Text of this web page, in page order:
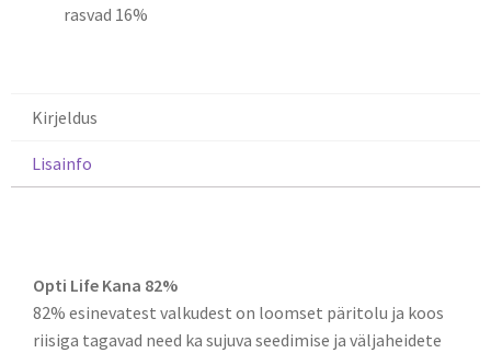
rasvad 16%
Kirjeldus
Lisainfo
Opti Life Kana 82%
82% esinevatest valkudest on loomset päritolu ja koos
riisiga tagavad need ka sujuva seedimise ja väljaheidete